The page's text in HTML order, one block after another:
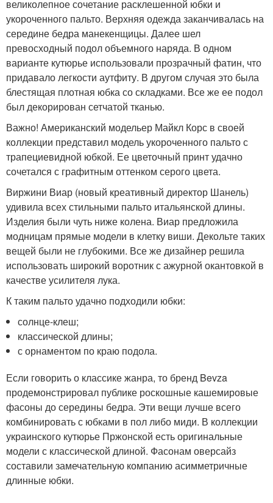
великолепное сочетание расклешенной юбки и
укороченного пальто. Верхняя одежда заканчивалась на
середине бедра манекенщицы. Далее шел
превосходный подол объемного наряда. В одном
варианте кутюрье использовали прозрачный фатин, что
придавало легкости аутфиту. В другом случая это была
блестящая плотная юбка со складками. Все же ее подол
был декорирован сетчатой тканью.
Важно! Американский модельер Майкл Корс в своей
коллекции представил модель укороченного пальто с
трапециевидной юбкой. Ее цветочный принт удачно
сочетался с графитным оттенком серого цвета.
Виржини Виар (новый креативный директор Шанель)
удивила всех стильными пальто итальянской длины.
Изделия были чуть ниже колена. Виар предложила
модницам прямые модели в клетку виши. Декольте таких
вещей были не глубокими. Все же дизайнер решила
использовать широкий воротник с ажурной окантовкой в
качестве усилителя лука.
К таким пальто удачно подходили юбки:
солнце-клеш;
классической длины;
с орнаментом по краю подола.
Если говорить о классике жанра, то бренд Bevza
продемонстрировал публике роскошные кашемировые
фасоны до середины бедра. Эти вещи лучше всего
комбинировать с юбками в пол либо миди. В коллекции
украинского кутюрье Пржонской есть оригинальные
модели с классической длиной. Фасонам оверсайз
составили замечательную компанию асимметричные
длинные юбки.